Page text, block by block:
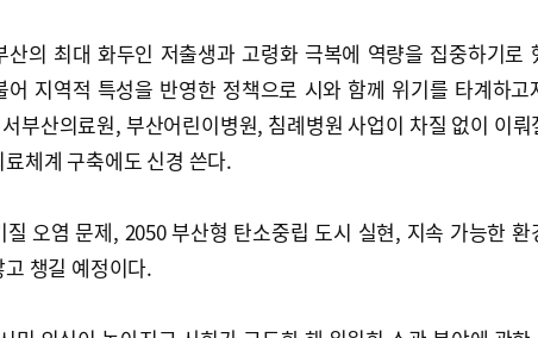
산의 최대 화두인 저출생과 고령화 극복에 역량을 집중하기로
어 지역적 특성을 반영한 정책으로 시와 함께 위기를 타계하고
부산의료원, 부산어린이병원, 침례병원 사업이 차질 없이 이뤄
체계 구축에도 신경 쓴다.
질 오염 문제, 2050 부산형 탄소중립 도시 실현, 지속 가능한 환
챙길 예정이다.